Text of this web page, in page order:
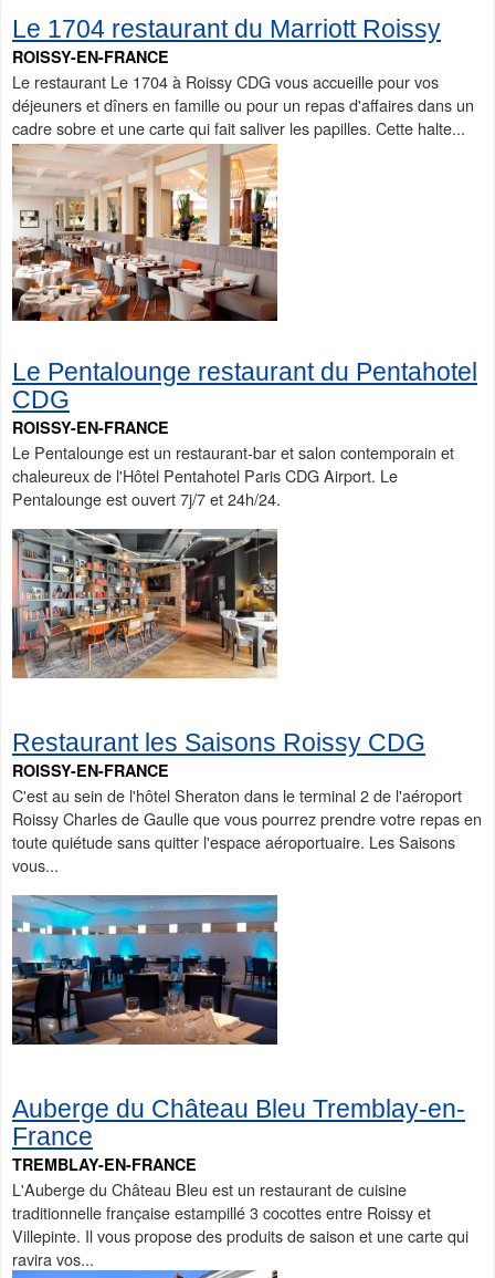
Le 1704 restaurant du Marriott Roissy
ROISSY-EN-FRANCE
Le restaurant Le 1704 à Roissy CDG vous accueille pour vos
déjeuners et dîners en famille ou pour un repas d'affaires dans un
cadre sobre et une carte qui fait saliver les papilles. Cette halte...
Le Pentalounge restaurant du Pentahotel
CDG
ROISSY-EN-FRANCE
Le Pentalounge est un restaurant-bar et salon contemporain et
chaleureux de l'Hôtel Pentahotel Paris CDG Airport. Le
Pentalounge est ouvert 7j/7 et 24h/24.
Restaurant les Saisons Roissy CDG
ROISSY-EN-FRANCE
C'est au sein de l'hôtel Sheraton dans le terminal 2 de l'aéroport
Roissy Charles de Gaulle que vous pourrez prendre votre repas en
toute quiétude sans quitter l'espace aéroportuaire. Les Saisons
vous...
Auberge du Château Bleu Tremblay-en-
France
TREMBLAY-EN-FRANCE
L'Auberge du Château Bleu est un restaurant de cuisine
traditionnelle française estampillé 3 cocottes entre Roissy et
Villepinte. Il vous propose des produits de saison et une carte qui
ravira vos...